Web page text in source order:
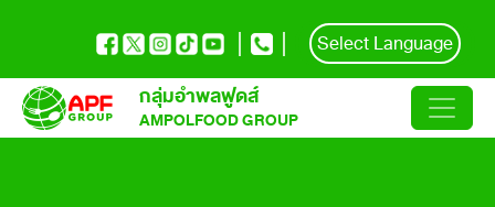
Select Language
กลุ่มอำพลฟูดส์
AMPOLFOOD GROUP